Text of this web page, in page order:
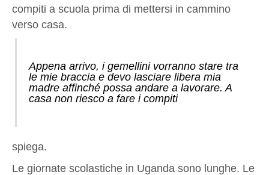
compiti a scuola prima di mettersi in cammino
verso casa.
Appena arrivo, i gemellini vorranno stare tra
le mie braccia e devo lasciare libera mia
madre affinché possa andare a lavorare. A
casa non riesco a fare i compiti
spiega.
Le giornate scolastiche in Uganda sono lunghe. Le